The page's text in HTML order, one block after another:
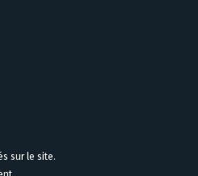
sur le site.